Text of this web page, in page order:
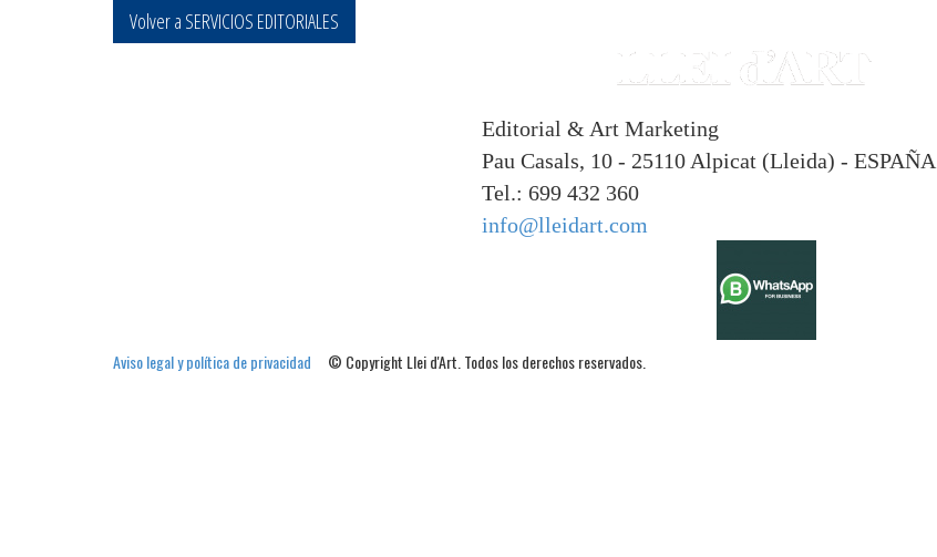
Volver a SERVICIOS EDITORIALES
Editorial & Art Marketing
Pau Casals, 10 - 25110 Alpicat (Lleida) - ESPAÑA
Tel.: 699 432 360
info@lleidart.com
Aviso legal y política de privacidad © Copyright Llei d'Art. Todos los derechos reservados.